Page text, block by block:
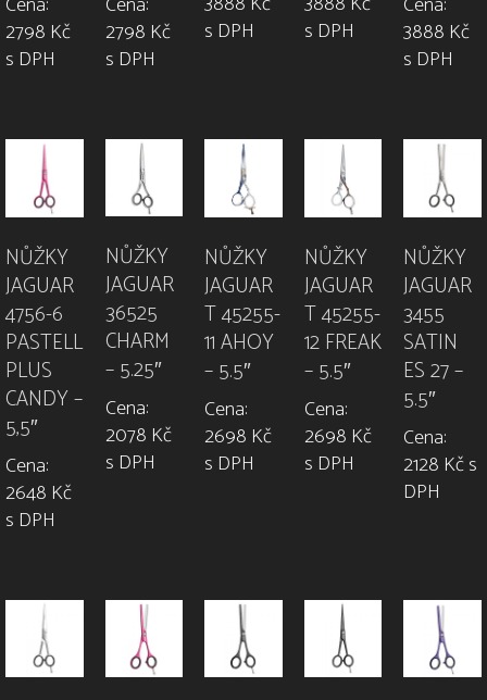
2798 Kč
s DPH
2798 Kč
s DPH
s DPH
s DPH
3888 Kč
s DPH
NŮŽKY
JAGUAR
4756-6
PASTELL
PLUS
CANDY –
5,5″
Cena:
2648 Kč
s DPH
NŮŽKY
JAGUAR
36525
CHARM
– 5.25″
Cena:
2078 Kč
s DPH
NŮŽKY
JAGUAR
T 45255-
11 AHOY
– 5.5″
Cena:
2698 Kč
s DPH
NŮŽKY
JAGUAR
T 45255-
12 FREAK
– 5.5″
Cena:
2698 Kč
s DPH
NŮŽKY
JAGUAR
3455
SATIN
ES 27 –
5.5″
Cena:
2128 Kč s
DPH